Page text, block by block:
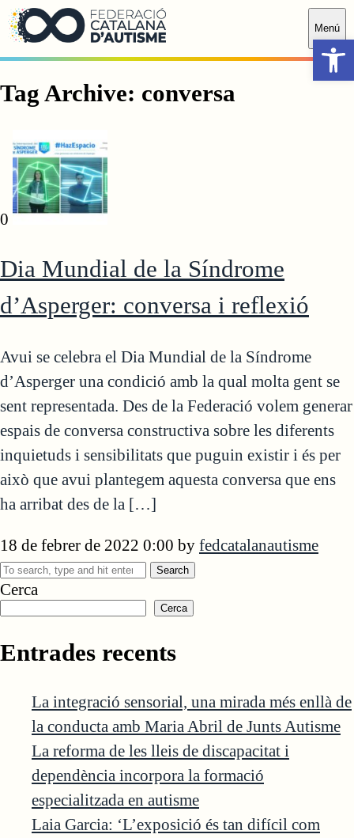
Saltar al contingut principal
Menú
Tag Archive: conversa
0
Dia Mundial de la Síndrome
d’Asperger: conversa i reflexió
Avui se celebra el Dia Mundial de la Síndrome
d’Asperger una condició amb la qual molta gent se
sent representada. Des de la Federació volem generar
espais de conversa constructiva sobre les diferents
inquietuds i sensibilitats que puguin existir i és per
això que avui plantegem aquesta conversa que ens
ha arribat des de la […]
18 de febrer de 2022 0:00 by fedcatalanautisme
Search
Cerca
Cerca
Entrades recents
La integració sensorial, una mirada més enllà de
la conducta amb Maria Abril de Junts Autisme
La reforma de les lleis de discapacitat i
dependència incorpora la formació
especialitzada en autisme
Laia Garcia: ‘L’exposició és tan difícil com